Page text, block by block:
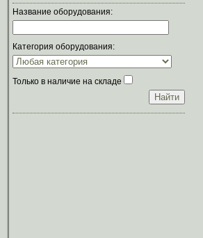
Название оборудования:
Категория оборудования:
Только в наличие на складе